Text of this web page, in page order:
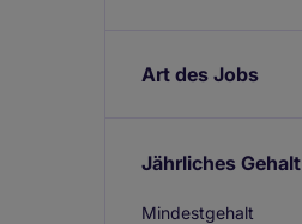
Art des Jobs
Jährliches Gehalt
Mindestgehalt